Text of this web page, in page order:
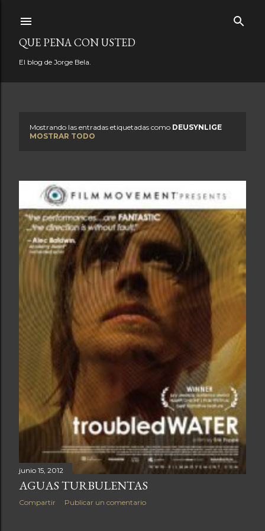
QUE PENA CON USTED
El blog de Jorge Bela.
t
r
a
d
s
Mostrando las entradas etiquetadas como DEUSYNLIGE
MOSTRAR TODO
junio 15, 2012
AGUAS TURBULENTAS
Compartir Publicar un comentario